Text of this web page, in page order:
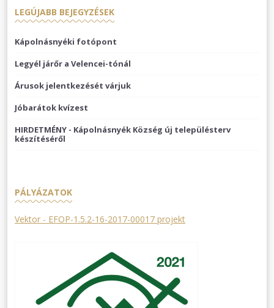
LEGÚJABB BEJEGYZÉSEK
Kápolnásnyéki fotópont
Legyél járőr a Velencei-tónál
Árusok jelentkezését várjuk
Jóbarátok kvízest
HIRDETMÉNY - Kápolnásnyék Község új településterv
készítéséről
PÁLYÁZATOK
Vektor - EFOP-1.5.2-16-2017-00017 projekt